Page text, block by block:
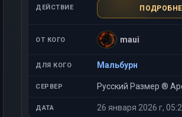
maui
Мальбурн
Русский Размер ®
26 января 2026 г,